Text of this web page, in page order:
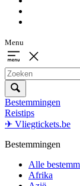
Menu
Bestemmingen
Reistips
✈ Vliegtickets.be
Bestemmingen
Alle
Afrika